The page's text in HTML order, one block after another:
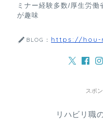
ミナー経験多数/厚生労働
が趣味
BLOG： https://hou-
スポ
リハビリ職